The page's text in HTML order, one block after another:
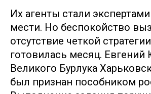
Их агенты стали
мести. Но беспокойство
отсутствие четкой
готовилась месяц. Евгений
Великого Бурлука
был признан пособником